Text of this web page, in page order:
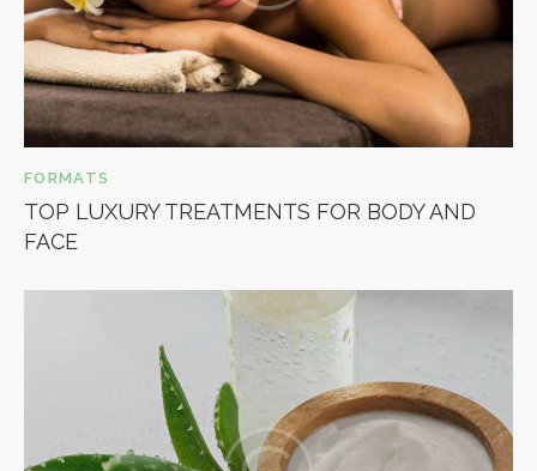
FORMATS
TOP LUXURY TREATMENTS FOR BODY AND
FACE